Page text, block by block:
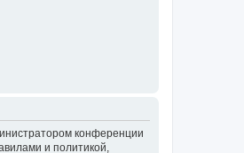
конференции
и политикой,